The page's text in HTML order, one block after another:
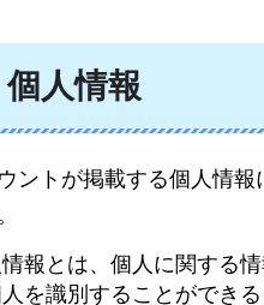
個人情報
ントが掲載する個人情報
報とは、個人に関する
を識別することができる